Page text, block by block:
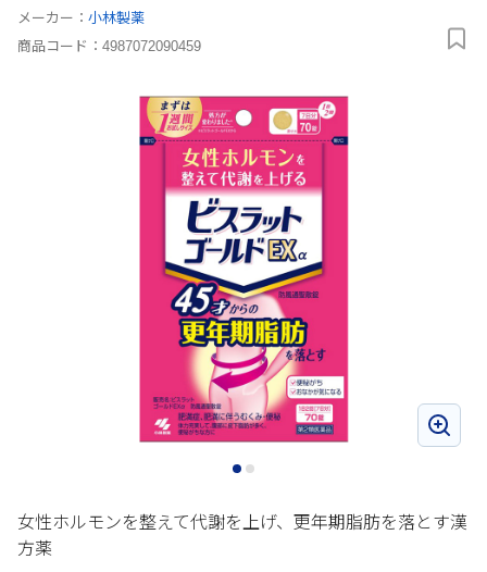
メーカー： 小林製薬
商品コード： 4987072090459
女性ホルモンを整えて代謝を上げ、更年期脂肪を落とす漢
方薬